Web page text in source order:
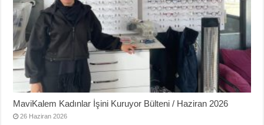
MaviKalem Kadınlar İşini Kuruyor Bülteni / Haziran 2026
26 Haziran 2026